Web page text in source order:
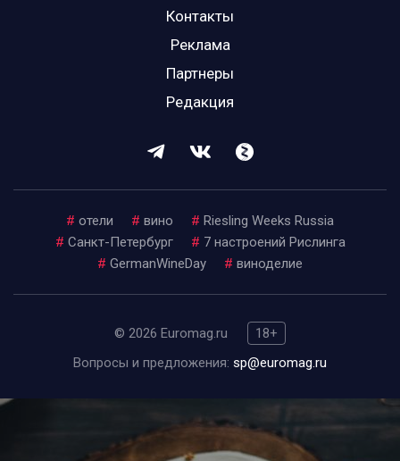
Контакты
Реклама
Партнеры
Редакция
# отели # вино # Riesling Weeks Russia
# Санкт-Петербург # 7 настроений Рислинга
# GermanWineDay # виноделие
© 2026 Euromag.ru
18+
Вопросы и предложения: sp@euromag.ru